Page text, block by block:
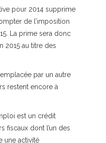
pour 2014 supprime
de l’imposition
La prime sera donc
2015 au titre des
par un autre
restent encore à
est un crédit
fiscaux dont l’un des
une activité